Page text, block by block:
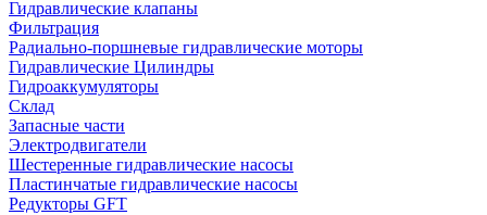
Гидравлические клапаны
Фильтрация
Радиально-поршневые гидравлические моторы
Гидравлические Цилиндры
Гидроаккумуляторы
Склад
Запасные части
Электродвигатели
Шестеренные гидравлические насосы
Пластинчатые гидравлические насосы
Редукторы GFT